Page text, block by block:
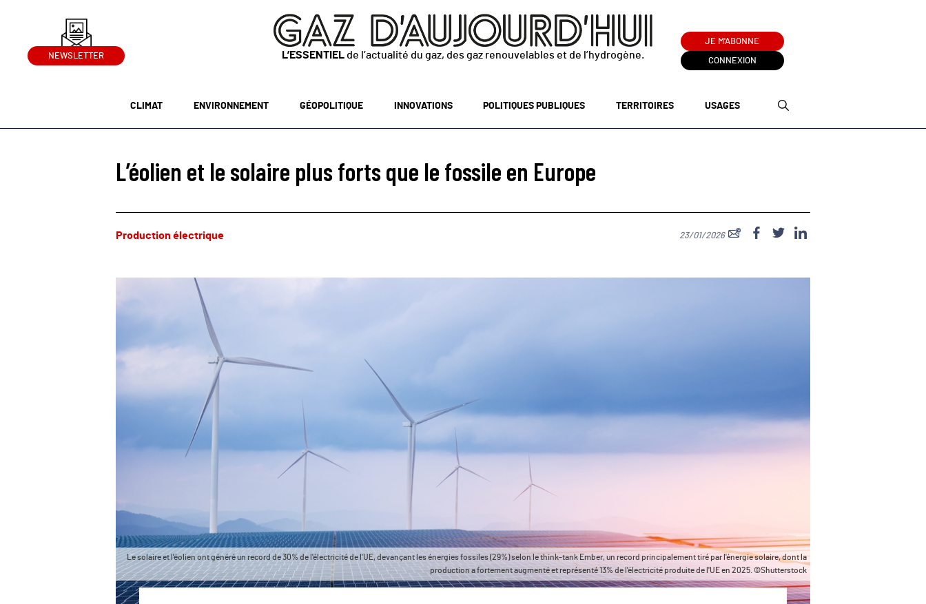
NEWSLETTER L’ESSENTIEL de l’actualité du gaz, des gaz renouvelables et de l’hydrogène.
JE M'ABONNE
CONNEXION
CLIMAT ENVIRONNEMENT GÉOPOLITIQUE INNOVATIONS POLITIQUES PUBLIQUES TERRITOIRES USAGES
L’éolien et le solaire plus forts que le fossile en Europe
Production électrique 23/01/2026
Le solaire et l’éolien ont généré un record de 30% de l'électricité de l'UE, devançant les énergies fossiles (29%) selon le think-tank Ember, un record principalement tiré par l'énergie solaire, dont la
production a fortement augmenté et représenté 13% de l'électricité produite de l'UE en 2025. ©Shutterstock